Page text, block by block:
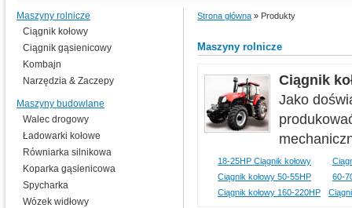
Strona główna » Produkty
Maszyny rolnicze
Ciągnik
Jako
18-25HP Ciągnik kołowy
Ciągnik kołowy 50-55HP
60-
Ciągnik kołowy 160-220HP
Maszyny rolnicze
Ciągnik kołowy
Ciągnik gąsienicowy
Kombajn
Narzędzia & Zaczepy
Maszyny budowlane
Walec drogowy
Ładowarki kołowe
Równiarka silnikowa
Koparka gąsienicowa
Spycharka
Wózek widłowy